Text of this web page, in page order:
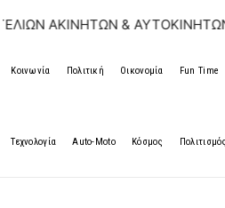
& ΑΥΤΟΚΙΝΗΤΩΝ |
Κοινωνία Πολιτική Οικονομία Fun Time
Τεχνολογία Auto-Moto Κόσμος Πολιτισμός